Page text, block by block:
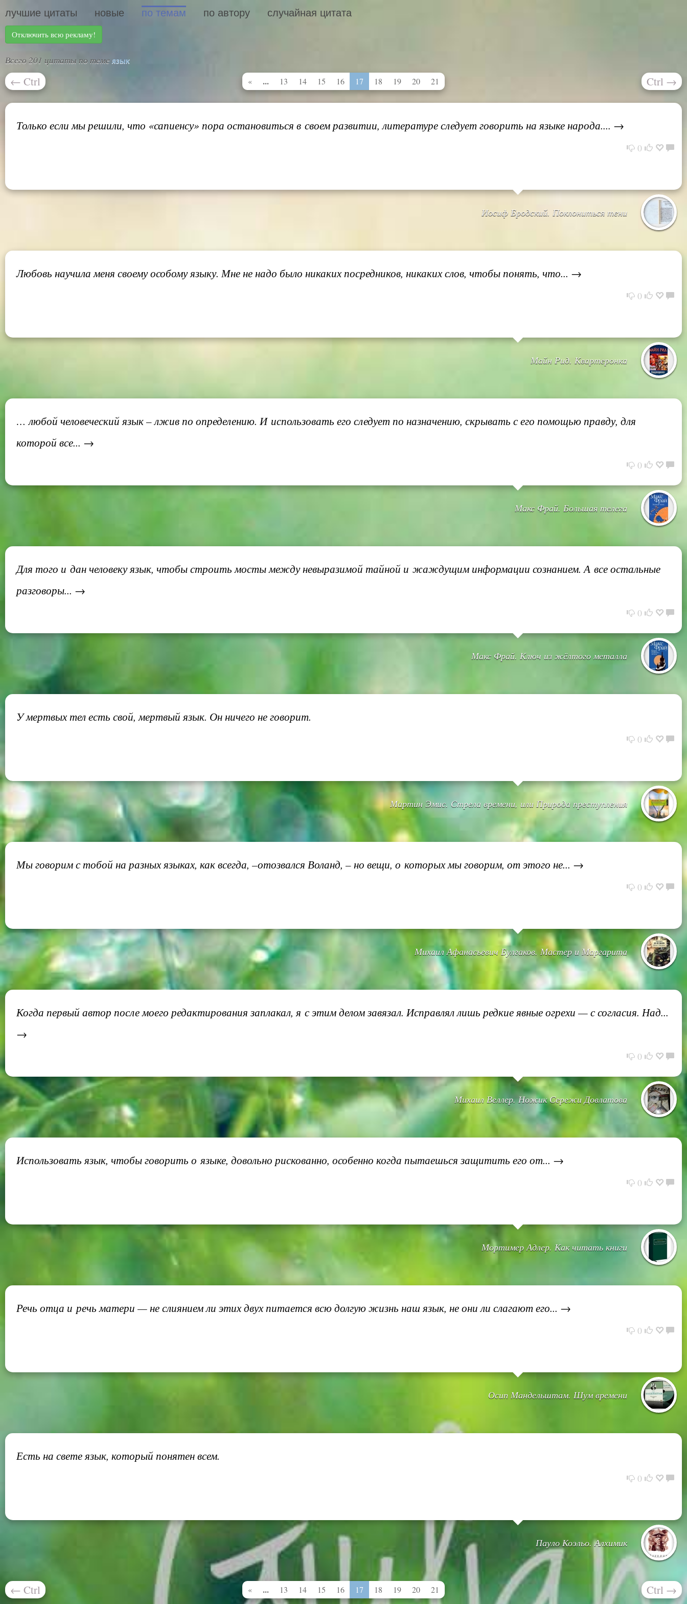
лучшие цитаты новые по темам по автору случайная цитата
Отключить всю рекламу!
Всего 201 цитаты по теме язык
← Ctrl « ... 13 14 15 16 17 18 19 20 21 Ctrl →
Только если мы решили, что «сапиенсу» пора остановиться в своем развитии, литературе следует говорить на языке народа.... →
0
Иосиф Бродский. Поклониться тени
Любовь научила меня своему особому языку. Мне не надо было никаких посредников, никаких слов, чтобы понять, что... →
0
Майн Рид. Квартеронка
… любой человеческий язык – лжив по определению. И использовать его следует по назначению, скрывать с его помощью правду, для
которой все... →
0
Макс Фрай. Большая телега
Для того и дан человеку язык, чтобы строить мосты между невыразимой тайной и жаждущим информации сознанием. А все остальные
разговоры... →
0
Макс Фрай. Ключ из жёлтого металла
У мертвых тел есть свой, мертвый язык. Он ничего не говорит.
0
Мартин Эмис. Стрела времени, или Природа преступления
Мы говорим с тобой на разных языках, как всегда, –отозвался Воланд, – но вещи, о которых мы говорим, от этого не... →
0
Михаил Афанасьевич Булгаков. Мастер и Маргарита
Когда первый автор после моего редактирования заплакал, я с этим делом завязал. Исправлял лишь редкие явные огрехи — с согласия. Над...
→
0
Михаил Веллер. Ножик Сережи Довлатова
Использовать язык, чтобы говорить о языке, довольно рискованно, особенно когда пытаешься защитить его от... →
0
Мортимер Адлер. Как читать книги
Речь отца и речь матери — не слиянием ли этих двух питается всю долгую жизнь наш язык, не они ли слагают его... →
0
Осип Мандельштам. Шум времени
Есть на свете язык, который понятен всем.
0
Пауло Коэльо. Алхимик
← Ctrl « ... 13 14 15 16 17 18 19 20 21 Ctrl →